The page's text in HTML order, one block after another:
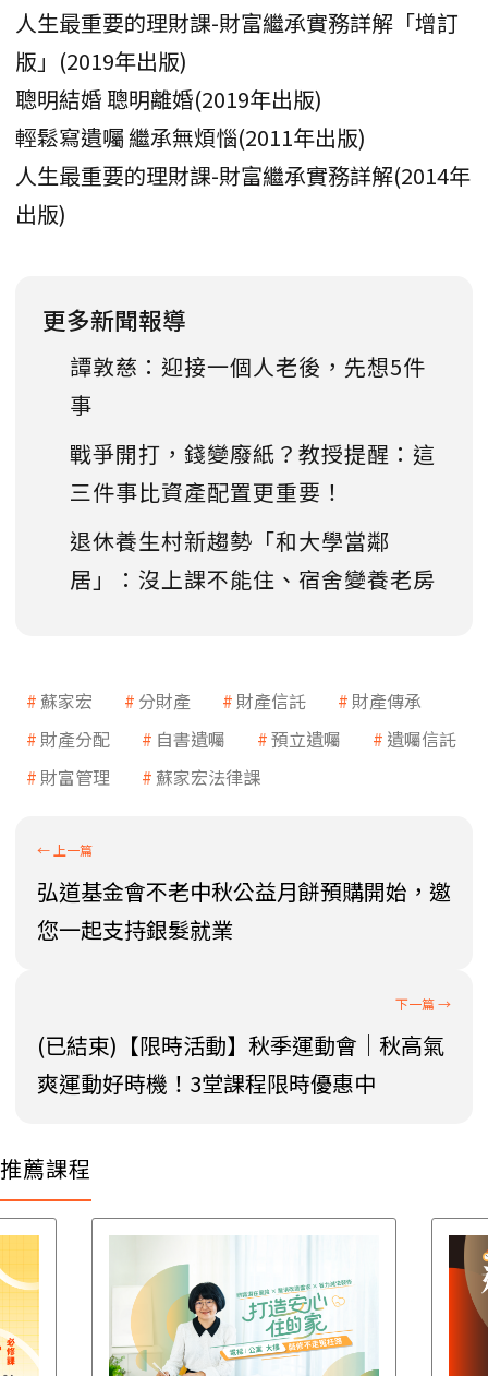
人生最重要的理財課-財富繼承實務詳解「增訂
版」(2019年出版)
聰明結婚 聰明離婚(2019年出版)
輕鬆寫遺囑 繼承無煩惱(2011年出版)
人生最重要的理財課-財富繼承實務詳解(2014年
出版)
更多新聞報導
譚敦慈：迎接一個人老後，先想5件
事
戰爭開打，錢變廢紙？教授提醒：這
三件事比資產配置更重要！
退休養生村新趨勢「和大學當鄰
居」：沒上課不能住、宿舍變養老房
蘇家宏 分財產 財產信託
財產傳承
財產分配
自書遺囑 預立遺囑
遺囑信託
財富管理
蘇家宏法律課
弘道基金會不老中秋公益月餅預購開始，邀
您一起支持銀髮就業
(已結束)【限時活動】秋季運動會｜秋高氣
爽運動好時機！3堂課程限時優惠中
推薦課程